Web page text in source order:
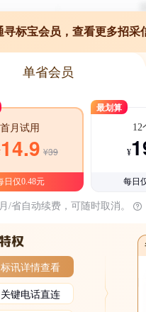
寻标宝会员，查看更多招采
单省会员
首月试用
14.9 ¥39
日仅0.48元
最划算
12
¥
每日
/省自动续费，可随时取消。
标讯详情查看
关键电话直连